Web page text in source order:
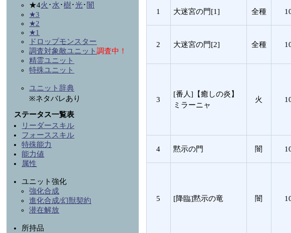
1 大迷宮の門[1] 全種
2 大迷宮の門[2] 全種
3
[番人]【癒しの炎】
ミラーニャ
火
4 黙示の門 闇
5 [降臨]黙示の竜 闇
★4火 ･ 水 ･樹･光･ 闇
★3
★2
★1
ドロップモンスター
調査対象敵ユニット調査中！
精霊ユニット
特殊ユニット
ユニット辞典
※ネタバレあり
ステータス一覧表
リーダースキル
フォーススキル
特殊能力
能力値
属性
ユニット強化
強化合成
進化合成/幻獣契約
潜在解放
所持品